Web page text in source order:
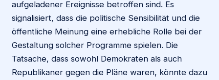
aufgeladener Ereignisse betroffen sind. Es
signalisiert, dass die politische Sensibilität und die
öffentliche Meinung eine erhebliche Rolle bei der
Gestaltung solcher Programme spielen. Die
Tatsache, dass sowohl Demokraten als auch
Republikaner gegen die Pläne waren, könnte dazu